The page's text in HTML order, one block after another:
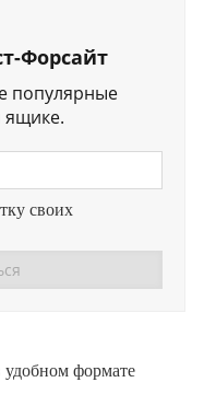
Форсайт
популярные
ящике.
своих
формате